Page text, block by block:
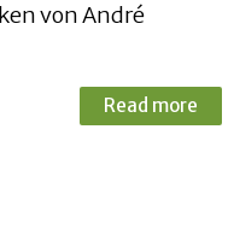
von André
Read more